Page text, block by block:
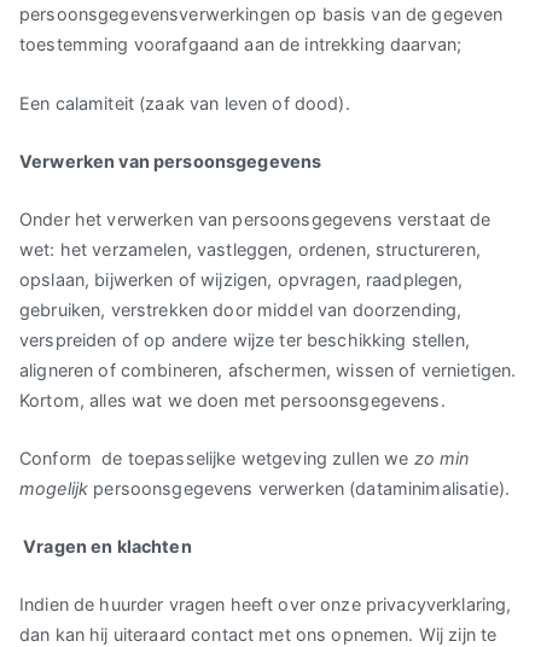
persoonsgegevensverwerkingen op basis van de gegeven
toestemming voorafgaand aan de intrekking daarvan;
Een calamiteit (zaak van leven of dood).
Verwerken van persoonsgegevens
Onder het verwerken van persoonsgegevens verstaat de
wet: het verzamelen, vastleggen, ordenen, structureren,
opslaan, bijwerken of wijzigen, opvragen, raadplegen,
gebruiken, verstrekken door middel van doorzending,
verspreiden of op andere wijze ter beschikking stellen,
aligneren of combineren, afschermen, wissen of vernietigen.
Kortom, alles wat we doen met persoonsgegevens.
Conform de toepasselijke wetgeving zullen we zo min
mogelijk persoonsgegevens verwerken (dataminimalisatie).
Vragen en klachten
Indien de huurder vragen heeft over onze privacyverklaring,
dan kan hij uiteraard contact met ons opnemen. Wij zijn te